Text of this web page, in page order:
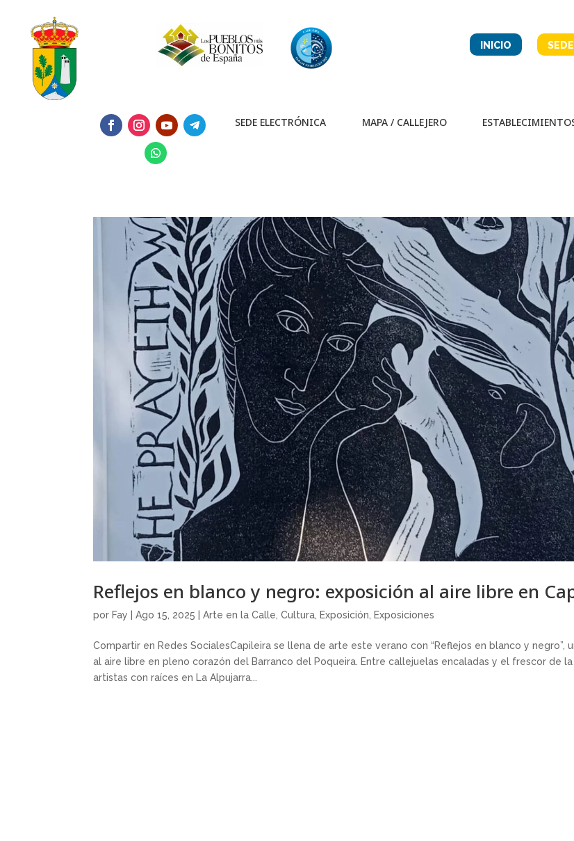
INICIO
SEDE ELECTRÓNICA MAPA / CALLEJERO
Reflejos en blanco y negro: exposición al aire libre en
por Fay |Ago 15, 2025 |Arte en la Calle ,Cultura Exposición Exposiciones
Compartir en Redes SocialesCapileira se llena de arte este verano con “Reflejos en blanco y negro”,
al aire libre en pleno corazón del Barranco del Poqueira. Entre callejuelas encaladas y el frescor de
artistas con raíces en La Alpujarra...